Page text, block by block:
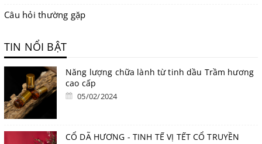
Câu hỏi thường gặp
TIN NỔI BẬT
Năng lượng chữa lành từ tinh dầu Trầm hương
cao cấp
05/02/2024
CỔ DÃ HƯƠNG - TINH TẾ VỊ TẾT CỔ TRUYỀN